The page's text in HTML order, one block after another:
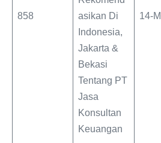
858
asikan Di
Indonesia,
Jakarta &
Bekasi
Tentang PT
Jasa
Konsultan
Keuangan
14-